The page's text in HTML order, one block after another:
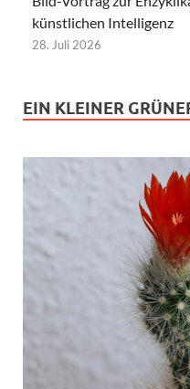
künstlichen Intelligenz
28. Juli 2026
EIN KLEINER